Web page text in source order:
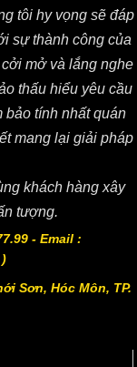
tôi hy vọng sẽ đáp
sự thành công của
mở và lắng nghe
thấu hiểu yêu cầu
bảo tính nhất quán
mang lại giải pháp
khách hàng xây
tượng.
- Email :
Sơn, Hóc Môn, TP.